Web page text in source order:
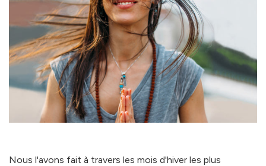
Nous l'avons fait à travers les mois d'hiver les plus